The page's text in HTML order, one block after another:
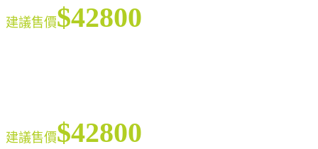
建議售價$42800
建議售價$42800